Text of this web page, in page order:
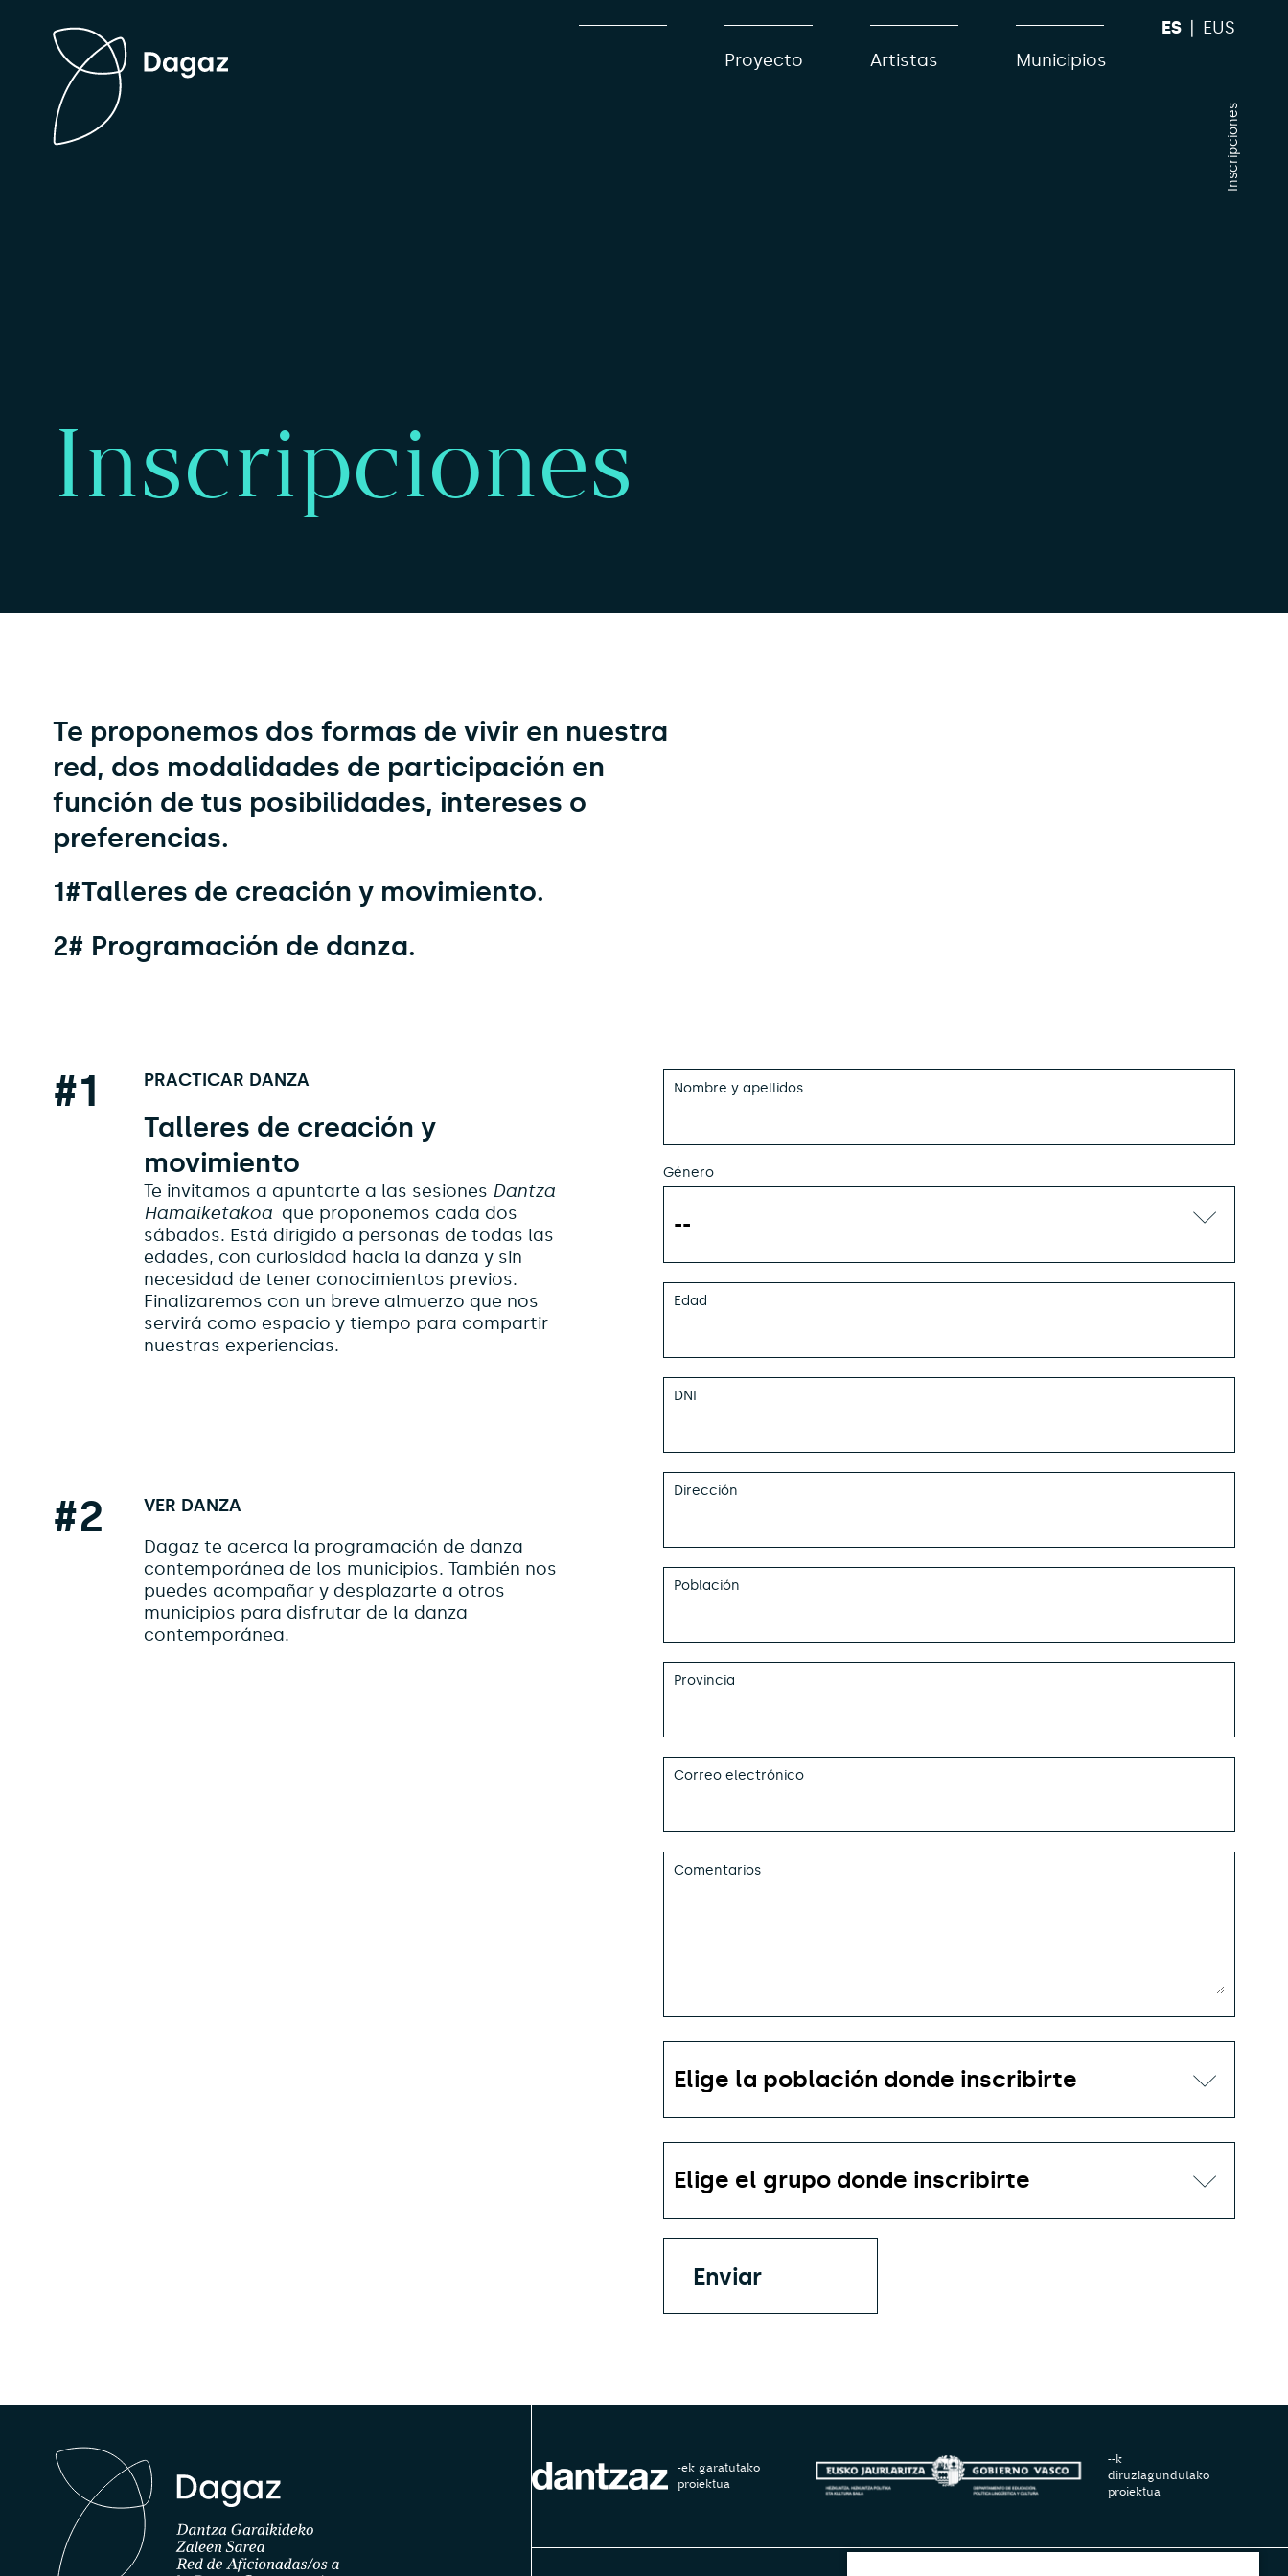
Proyecto Artistas Municipios
ES EUS
Inscripciones
Inscripciones
Te proponemos dos formas de vivir en nuestra
red, dos modalidades de participación en
función de tus posibilidades, intereses o
preferencias.
1#Talleres de creación y movimiento.
2# Programación de danza.
#1 PRACTICAR DANZA
Talleres de creación y
movimiento
Te invitamos a apuntarte a las sesiones Dantza
Hamaiketakoa que proponemos cada dos
sábados. Está dirigido a personas de todas las
edades, con curiosidad hacia la danza y sin
necesidad de tener conocimientos previos.
Finalizaremos con un breve almuerzo que nos
servirá como espacio y tiempo para compartir
nuestras experiencias.
#2
VER DANZA
Dagaz te acerca la programación de danza
contemporánea de los municipios. También nos
puedes acompañar y desplazarte a otros
municipios para disfrutar de la danza
contemporánea.
Nombre y apellidos
Género
Edad
DNI
Dirección
Población
Provincia
Correo electrónico
Comentarios
Enviar
-ek garatutako
proiektua
--k
diruzlagundutako
proiektua